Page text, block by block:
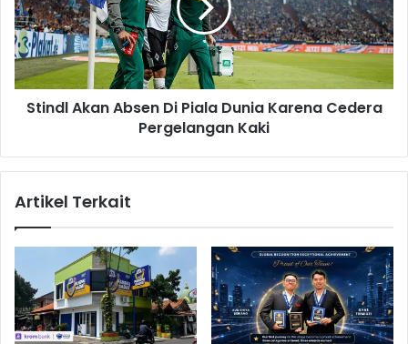
a
n
k
a
n
e
a
n
A
t
l
d
l
A
k
a
n
i
a
l
a
Stindl Akan Absen Di Piala Dunia Karena Cedera
Pergelangan Kaki
Artikel Terkait